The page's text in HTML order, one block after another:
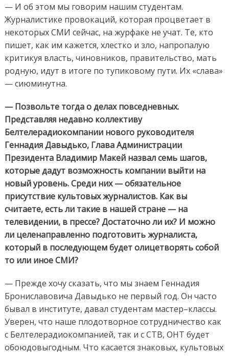
— И об этом мы говорим нашим студентам.
Журналистике провокаций, которая процветает в
некоторых СМИ сейчас, на журфаке не учат. Те, кто
пишет, как им кажется, хлестко и зло, напропалую
критикуя власть, чиновников, правительство, мать
родную, идут в итоге по тупиковому пути. Их «слава»
— сиюминутна.
— Позвольте тогда о делах повседневных.
Представляя недавно коллективу
Белтелерадиокомпании нового руководителя
Геннадия Давыдько, Глава Администрации
Президента Владимир Макей назвал семь шагов,
которые дадут возможность компании выйти на
новый уровень. Среди них — обязательное
присутствие культовых журналистов. Как вы
считаете, есть ли такие в нашей стране — на
телевидении, в прессе? Достаточно ли их? И можно
ли целенаправленно подготовить журналиста,
который в последующем будет олицетворять собой
то или иное СМИ?
— Прежде хочу сказать, что мы знаем Геннадия
Брониславовича Давыдько не первый год. Он часто
бывал в институте, давал студентам мастер–классы.
Уверен, что наше плодотворное сотрудничество как
с Белтелерадиокомпанией, так и с СТВ, ОНТ будет
обоюдовыгодным. Что касается знаковых, культовых